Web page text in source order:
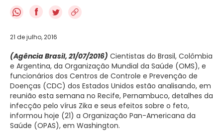
f
21 de julho, 2016
(Agência Brasil, 21/07/2016) Cientistas do Brasil, Colômbia
e Argentina, da Organização Mundial da Saúde (OMS), e
funcionários dos Centros de Controle e Prevenção de
Doenças (CDC) dos Estados Unidos estão analisando, em
reunião esta semana no Recife, Pernambuco, detalhes da
infecção pelo vírus Zika e seus efeitos sobre o feto,
informou hoje (21) a Organização Pan-Americana da
Saúde (OPAS), em Washington.